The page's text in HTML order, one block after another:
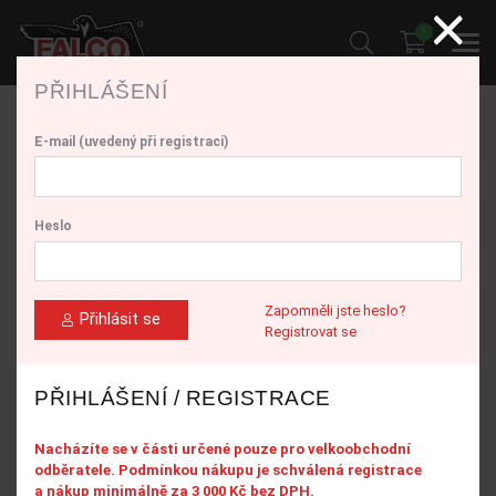
SOKOL FALCO s.r.o.
3 000 Kč bez DPH.
A. MÁM ÚČET A CHCI SE PŘIHLÁSIT
PŘIHLÁŠENÍ
E-mail (uvedený při registraci)
Heslo
Přihlásit se
Zapomněli jste heslo?
Registrovat se
PŘIHLÁŠENÍ / REGISTRACE
Nacházíte se v části určené pouze pro velkoobchodní
odběratele. Podmínkou nákupu je schválená registrace
a nákup minimálně za 3 000 Kč bez DPH.